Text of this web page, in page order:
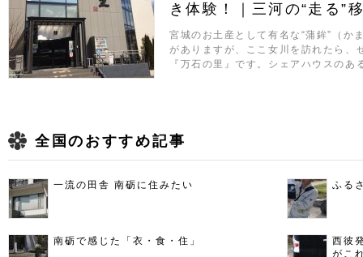
き体験！｜三河の“走る”
宮城のお土産として有名な“蒲鉾”（か
がありますが、ここ女川を訪れたら、
『万石の里』です。シェアハウスの
全国のおすすめ記事
一流の田舎 南砺に住みたい ふる
南砺で感じた「衣・食・住」
西彼
がこ